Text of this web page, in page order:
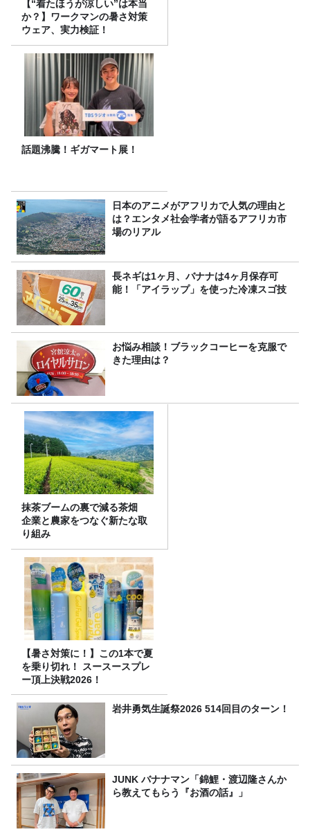
【“着たほうが涼しい”は本当
か？】ワークマンの暑さ対策
ウェア、実力検証！
話題沸騰！ギガマート展！
日本のアニメがアフリカで人気の理由と
は？エンタメ社会学者が語るアフリカ市
場のリアル
長ネギは1ヶ月、バナナは4ヶ月保存可
能！「アイラップ」を使った冷凍スゴ技
お悩み相談！ブラックコーヒーを克服で
きた理由は？
抹茶ブームの裏で減る茶畑
企業と農家をつなぐ新たな取
り組み
【暑さ対策に！】この1本で夏
を乗り切れ！ スースースプレ
ー頂上決戦2026！
岩井勇気生誕祭2026 514回目のターン！
JUNK バナナマン「錦鯉・渡辺隆さんか
ら教えてもらう『お酒の話』」